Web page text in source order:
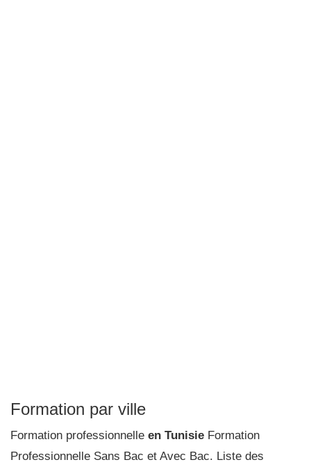
Formation par ville
Formation professionnelle en Tunisie Formation
Professionnelle Sans Bac et Avec Bac. Liste des